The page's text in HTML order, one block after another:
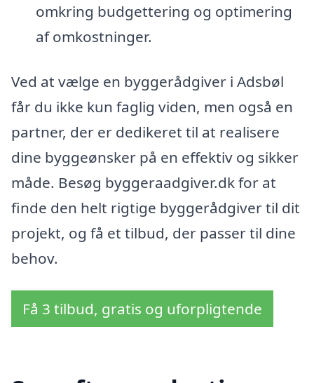
omkring budgettering og optimering
af omkostninger.
Ved at vælge en byggerådgiver i Adsbøl
får du ikke kun faglig viden, men også en
partner, der er dedikeret til at realisere
dine byggeønsker på en effektiv og sikker
måde. Besøg byggeraadgiver.dk for at
finde den helt rigtige byggerådgiver til dit
projekt, og få et tilbud, der passer til dine
behov.
Få 3 tilbud, gratis og uforpligtende